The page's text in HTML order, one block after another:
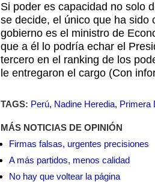
Si poder es capacidad no solo
se decide, el único que ha sido
gobierno es el ministro de
que a él lo podría echar el
tercero en el ranking de los
le entregaron el cargo (Con
TAGS: Perú, Nadine Heredia, Primera
MÁS NOTICIAS DE OPINIÓN
Firmas falsas, urgentes precisiones
A más partidos, menos calidad
No hay que voltear la página